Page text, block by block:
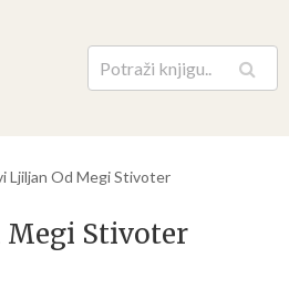
Pretraga
Ljiljan Od Megi Stivoter
Megi Stivoter